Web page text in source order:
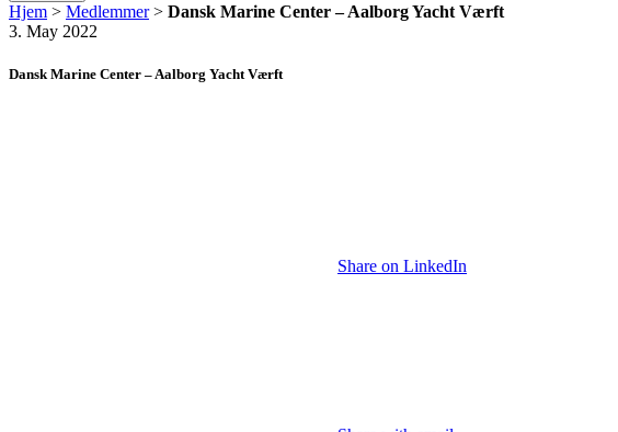
Hjem > Medlemmer> Dansk Marine Center – Aalborg Yacht Værft
3. May 2022
Dansk Marine Center – Aalborg Yacht Værft
Share on LinkedIn